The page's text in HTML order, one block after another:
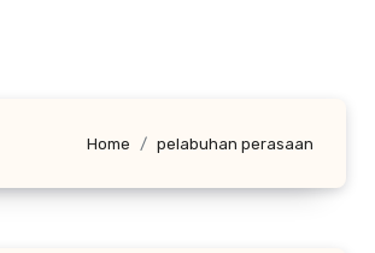
Home pelabuhan perasaan